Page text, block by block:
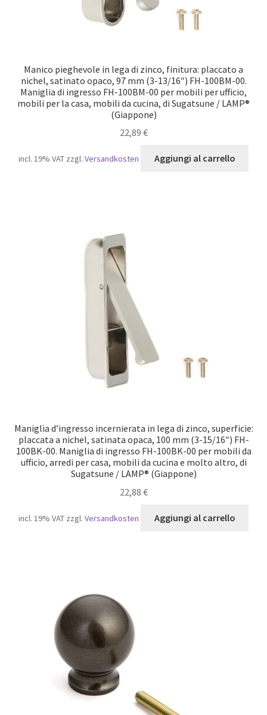
Manico pieghevole in lega di zinco, finitura: placcato a
nichel, satinato opaco, 97 mm (3-13/16″) FH-100BM-00.
Maniglia di ingresso FH-100BM-00 per mobili per ufficio,
mobili per la casa, mobili da cucina, di Sugatsune / LAMP®
(Giappone)
22,89 €
incl. 19% VAT zzgl. Versandkosten Aggiungi al carrello
Maniglia d’ingresso incernierata in lega di zinco, superficie:
placcata a nichel, satinata opaca, 100 mm (3-15/16″) FH-
100BK-00. Maniglia di ingresso FH-100BK-00 per mobili da
ufficio, arredi per casa, mobili da cucina e molto altro, di
Sugatsune / LAMP® (Giappone)
22,88 €
incl. 19% VAT zzgl. Versandkosten Aggiungi al carrello